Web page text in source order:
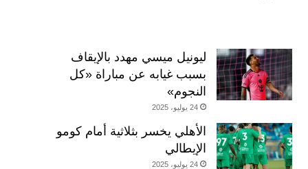
ليونيل ميسي مهدد بالإيقاف
بسبب غيابه عن مباراة «كل
النجوم»
24 يوليو، 2025
الأهلي يخسر بثلاثية أمام كومو
الإيطالي
24 يوليو، 2025